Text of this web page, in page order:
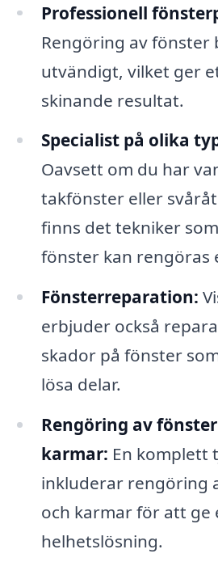
Professionell
Rengöring av fönster
utvändigt, vilket ger
skinande resultat.
Specialist på olika
Oavsett om du har
takfönster eller
finns det tekniker
fönster kan rengöras
Fönsterreparation:
erbjuder också
skador på fönster
lösa delar.
Rengöring av
karmar: En komplett
inkluderar rengöring
och karmar för att ge
helhetslösning.